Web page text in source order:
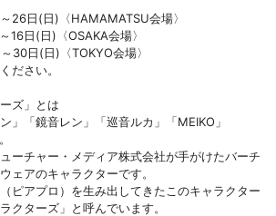
26日(日)〈HAMAMATSU会場〉
16日(日)〈OSAKA会場〉
30日(日)〈TOKYO会場〉
ださい。
ズ」とは
」「鏡音レン」「巡音ルカ」「MEIKO」
ーチャー・メディア株式会社が手がけたバーチ
ェアのキャラクターです。
ピアプロ）を生み出してきたこのキャラクター
クターズ」と呼んでいます。